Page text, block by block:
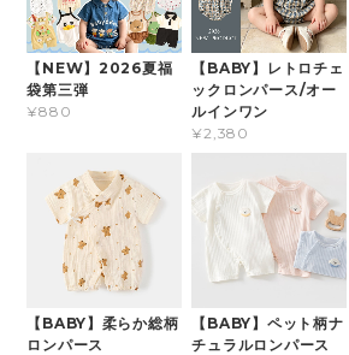
【NEW】2026夏福
袋第三弾
¥880
【BABY】レトロチェ
ックロンパース/オー
ルインワン
¥2,380
【BABY】柔らか総柄
ロンパース
【BABY】ペット柄ナ
チュラルロンパース